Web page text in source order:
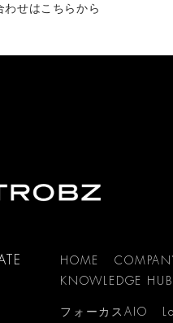
わせはこちらから
HOME
KNOWLEDGE HUB
フォーカスAIO